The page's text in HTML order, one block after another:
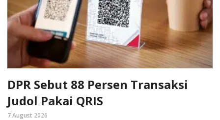
DPR Sebut 88 Persen Transaksi
Judol Pakai QRIS
7 August 2026